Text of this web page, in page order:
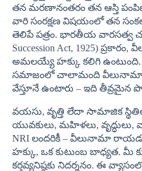
తన మరణానంతరం తన ఆస్తి
వారి సంరక్షణ విషయంలో తన
తెలిపే పత్రం. భారతీయ వారసత్వ
Succession Act, 1925)
అమలయ్యే హక్కు కలిగి
సమాజంలో చాలామంది
వేస్తూనే ఉంటారు – ఇది తీవ్రమైన
వయసు, వృత్తి లేదా సామాజిక
యువకులు, మహిళలు,
NRI లందరికీ – వీలునామా
హక్కు, ఒక కుటుంబ బాధ్యత. మీ
కర్తవ్యనిష్ఠకు నిదర్శనం. ఈ